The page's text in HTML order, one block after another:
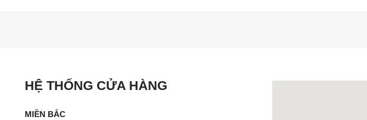
HỆ THỐNG CỬA HÀNG
MIỀN BẮC